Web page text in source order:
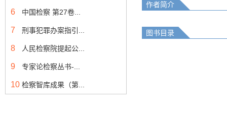
6 中国检察 第27卷...
7 刑事犯罪办案指引...
8 人民检察院提起公...
9 专家论检察丛书-...
10 检察智库成果（第...
作者简介
图书目录